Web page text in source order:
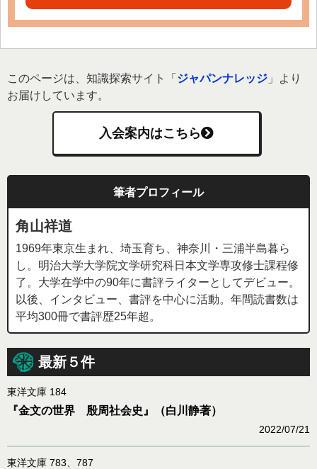
このページは、知識探索サイト「 ジャパンナレッジ 」より
お届けしています。
入会案内はこちら
筆者プロフィール
角山祥道
1969年東京生まれ、埼玉育ち、神奈川・三浦半島暮ら
し。明治大学大学院文学研究科日本文学専攻修士課程修
了。大学在学中の90年に書評ライターとしてデビュー。
以後、インタビュー、書評を中心に活動。年間読書数は
平均300冊で書評歴25年超。
最新５件
東洋文庫 184
『金文の世界 殷周社会史』（白川静著）
2022/07/21
東洋文庫 783、787